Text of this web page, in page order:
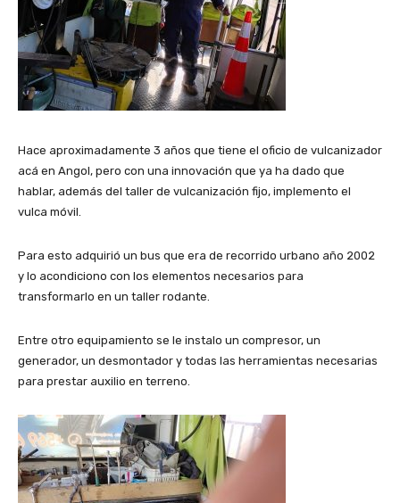
Hace aproximadamente 3 años que tiene el oficio de vulcanizador
acá en Angol, pero con una innovación que ya ha dado que
hablar, además del taller de vulcanización fijo, implemento el
vulca móvil.
Para esto adquirió un bus que era de recorrido urbano año 2002
y lo acondiciono con los elementos necesarios para
transformarlo en un taller rodante.
Entre otro equipamiento se le instalo un compresor, un
generador, un desmontador y todas las herramientas necesarias
para prestar auxilio en terreno.